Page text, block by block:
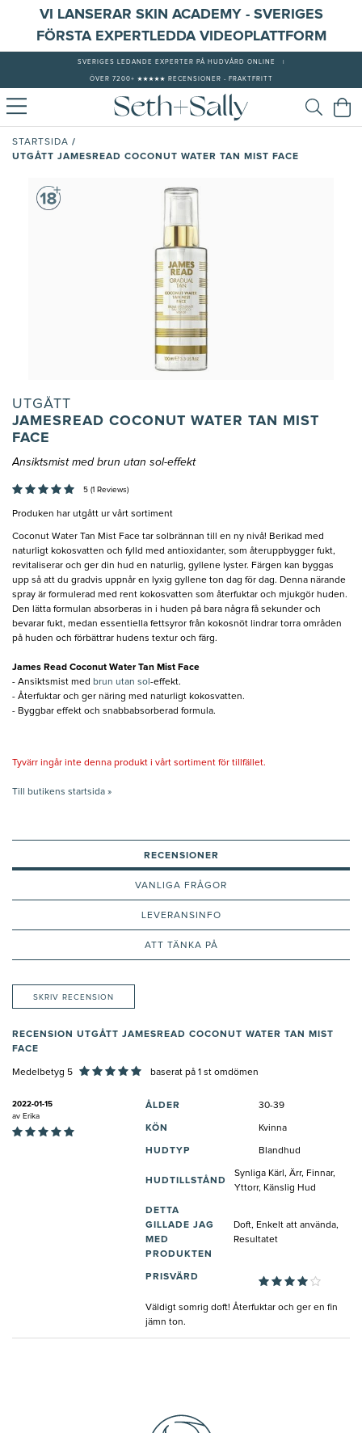
VI LANSERAR SKIN ACADEMY - SVERIGES
FÖRSTA EXPERTLEDDA VIDEOPLATTFORM
SVERIGES LEDANDE EXPERTER PÅ HUDVÅRD ONLINE
ÖVER 7200+ ★★★★★ RECENSIONER - FRAKTFRITT
STARTSIDA /
UTGÅTT JAMESREAD COCONUT WATER TAN MIST FACE
UTGÅTT
JAMESREAD COCONUT WATER TAN MIST
FACE
Ansiktsmist med brun utan sol-effekt
5 (1 Reviews)
Produken har utgått ur vårt sortiment
Coconut Water Tan Mist Face tar solbrännan till en ny nivå! Berikad med
naturligt kokosvatten och fylld med antioxidanter, som återuppbygger fukt,
revitaliserar och ger din hud en naturlig, gyllene lyster. Färgen kan byggas
upp så att du gradvis uppnår en lyxig gyllene ton dag för dag. Denna närande
spray är formulerad med rent kokosvatten som återfuktar och mjukgör huden.
Den lätta formulan absorberas in i huden på bara några få sekunder och
bevarar fukt, medan essentiella fettsyror från kokosnöt lindrar torra områden
på huden och förbättrar hudens textur och färg.
James Read Coconut Water Tan Mist Face
- Ansiktsmist med brun utan sol-effekt.
- Återfuktar och ger näring med naturligt kokosvatten.
- Byggbar effekt och snabbabsorberad formula.
Tyvärr ingår inte denna produkt i vårt sortiment för tillfället.
Till butikens startsida »
RECENSIONER
VANLIGA FRÅGOR
LEVERANSINFO
ATT TÄNKA PÅ
SKRIV RECENSION
RECENSION UTGÅTT JAMESREAD COCONUT WATER TAN MIST
FACE
Medelbetyg 5 baserat på 1 st omdömen
2022-01-15
av Erika
ÅLDER 30-39
KÖN Kvinna
HUDTYP Blandhud
HUDTILLSTÅND
Synliga Kärl, Ärr, Finnar,
Yttorr, Känslig Hud
DETTA
GILLADE JAG
MED
PRODUKTEN
Doft, Enkelt att använda,
Resultatet
PRISVÄRD
Väldigt somrig doft! Återfuktar och ger en fin
jämn ton.